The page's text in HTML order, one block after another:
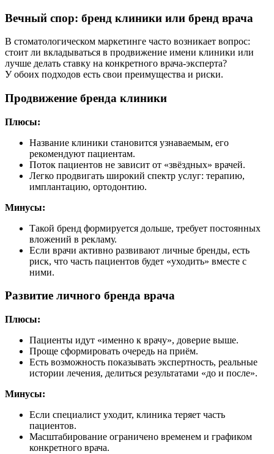
Вечный спор: бренд клиники или бренд врача
В стоматологическом маркетинге часто возникает вопрос:
стоит ли вкладываться в продвижение имени клиники или
лучше делать ставку на конкретного врача-эксперта?
У обоих подходов есть свои преимущества и риски.
Продвижение бренда клиники
Плюсы:
Название клиники становится узнаваемым, его
рекомендуют пациентам.
Поток пациентов не зависит от «звёздных» врачей.
Легко продвигать широкий спектр услуг: терапию,
имплантацию, ортодонтию.
Минусы:
Такой бренд формируется дольше, требует постоянных
вложений в рекламу.
Если врачи активно развивают личные бренды, есть
риск, что часть пациентов будет «уходить» вместе с
ними.
Развитие личного бренда врача
Плюсы:
Пациенты идут «именно к врачу», доверие выше.
Проще сформировать очередь на приём.
Есть возможность показывать экспертность, реальные
истории лечения, делиться результатами «до и после».
Минусы:
Если специалист уходит, клиника теряет часть
пациентов.
Масштабирование ограничено временем и графиком
конкретного врача.